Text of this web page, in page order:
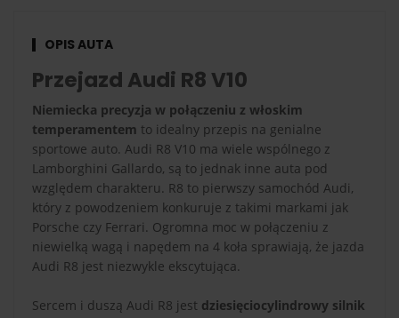
OPIS AUTA
Przejazd Audi R8 V10
Niemiecka precyzja w połączeniu z włoskim
temperamentem to idealny przepis na genialne
sportowe auto. Audi R8 V10 ma wiele wspólnego z
Lamborghini Gallardo, są to jednak inne auta pod
względem charakteru. R8 to pierwszy samochód Audi,
który z powodzeniem konkuruje z takimi markami jak
Porsche czy Ferrari. Ogromna moc w połączeniu z
niewielką wagą i napędem na 4 koła sprawiają, że jazda
Audi R8 jest niezwykle ekscytująca.
Sercem i duszą Audi R8 jest dziesięciocylindrowy silnik